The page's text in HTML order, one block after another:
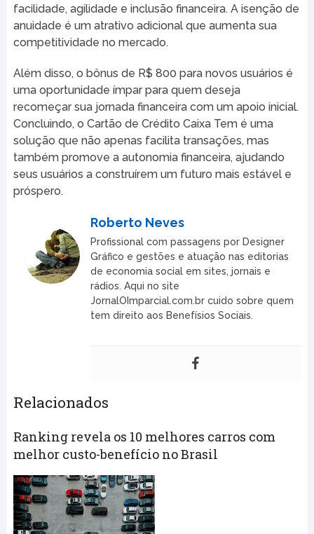
facilidade, agilidade e inclusão financeira. A isenção de
anuidade é um atrativo adicional que aumenta sua
competitividade no mercado.
Além disso, o bônus de R$ 800 para novos usuários é
uma oportunidade ímpar para quem deseja
recomeçar sua jornada financeira com um apoio inicial.
Concluindo, o Cartão de Crédito Caixa Tem é uma
solução que não apenas facilita transações, mas
também promove a autonomia financeira, ajudando
seus usuários a construírem um futuro mais estável e
próspero.
Roberto Neves
Profissional com passagens por Designer
Gráfico e gestões e atuação nas editorias
de economia social em sites, jornais e
rádios. Aqui no site
JornalOImparcial.com.br cuido sobre quem
tem direito aos Benefísios Sociais.
Relacionados
Ranking revela os 10 melhores carros com
melhor custo-benefício no Brasil